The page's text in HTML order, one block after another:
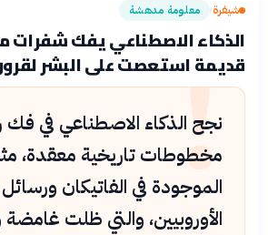
شيفرة› معلومة مدهشة
الذكاء الاصطناعي يفك
قديمة استعصت على البشر
!
نجح الذكاء الاصطناعي في فك
مخطوطات تاريخية معقدة،
الموجودة في الفاتيكان
الأوروبيين، والتي ظلت